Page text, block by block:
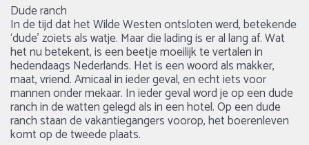
Dude ranch
In de tijd dat het Wilde Westen ontsloten werd, betekende
‘dude’ zoiets als watje. Maar die lading is er al lang af. Wat
het nu betekent, is een beetje moeilijk te vertalen in
hedendaags Nederlands. Het is een woord als makker,
maat, vriend. Amicaal in ieder geval, en echt iets voor
mannen onder mekaar. In ieder geval word je op een dude
ranch in de watten gelegd als in een hotel. Op een dude
ranch staan de vakantiegangers voorop, het boerenleven
komt op de tweede plaats.